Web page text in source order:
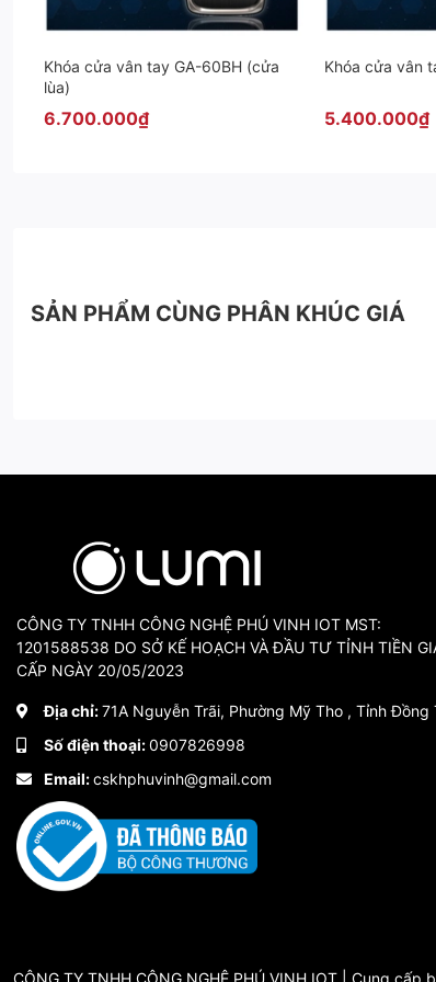
Websie:
Hotline:0907.826.998 Mr.Châu
Khóa cửa vân tay GA-60BH (cửa
lùa)
6.700.000₫
Khóa cửa vân
5.400.000₫
SẢN PHẨM CÙNG PHÂN KHÚC GIÁ
CÔNG TY TNHH CÔNG NGHỆ PHÚ VINH IOT MST:
1201588538 DO SỞ KẾ HOẠCH VÀ ĐẦU TƯ TỈNH TIỀN
CẤP NGÀY 20/05/2023
Địa chỉ:71A Nguyễn Trãi, Phường Mỹ Tho , Tỉnh Đồng
Số điện thoại:0907826998
Email:cskhphuvinh@gmail.com
CÔNG TY TNHH CÔNG NGHỆ PHÚ VINH IOT | Cung cấp